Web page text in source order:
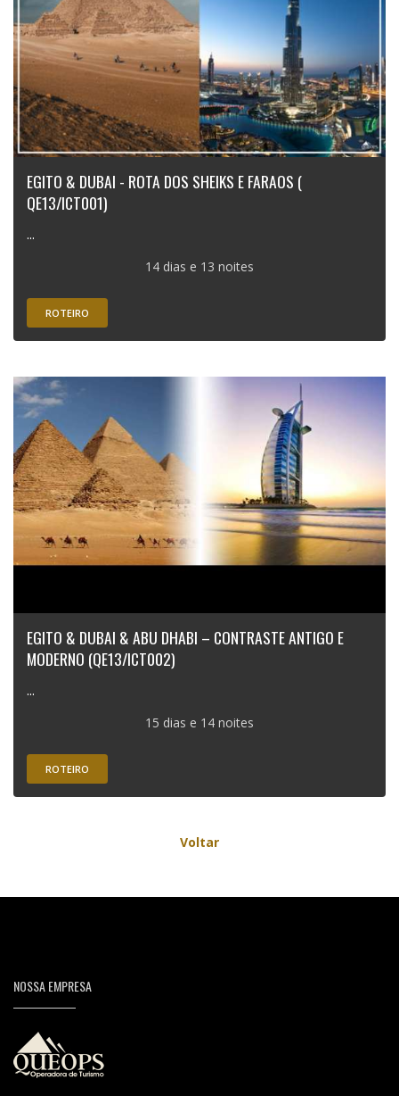
EGITO & DUBAI - ROTA DOS SHEIKS E FARAOS (
QE13/ICT001)
...
14 dias e 13 noites
ROTEIRO
EGITO & DUBAI & ABU DHABI – CONTRASTE ANTIGO E
MODERNO (QE13/ICT002)
...
15 dias e 14 noites
ROTEIRO
Voltar
NOSSA EMPRESA